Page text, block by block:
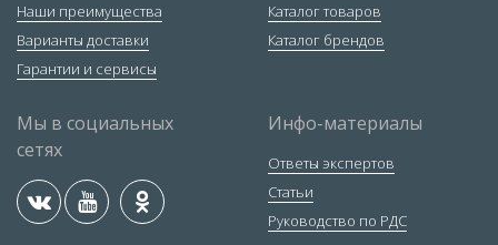
Наши преимущества
Варианты доставки
Гарантии и сервисы
Каталог товаров
Каталог брендов
Мы в социальных
сетях
Инфо-материалы
Ответы экспертов
Статьи
Руководство по РДС